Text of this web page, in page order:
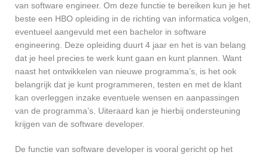
van software engineer. Om deze functie te bereiken kun je het
beste een HBO opleiding in de richting van informatica volgen,
eventueel aangevuld met een bachelor in software
engineering. Deze opleiding duurt 4 jaar en het is van belang
dat je heel precies te werk kunt gaan en kunt plannen. Want
naast het ontwikkelen van nieuwe programma’s, is het ook
belangrijk dat je kunt programmeren, testen en met de klant
kan overleggen inzake eventuele wensen en aanpassingen
van de programma’s. Uiteraard kan je hierbij ondersteuning
krijgen van de software developer.
De functie van software developer is vooral gericht op het